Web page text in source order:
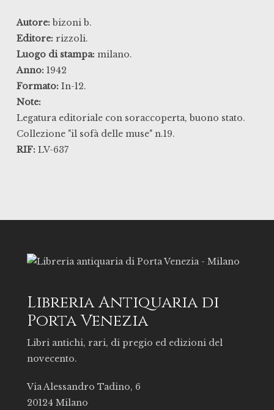
Autore: bizoni b.
Editore: rizzoli.
Luogo di stampa: milano.
Anno: 1942
Formato: In-12.
Note:
Legatura editoriale con soraccoperta, buono stato.
Collezione "il sofà delle muse" n.19.
RIF: LV-637
Libreria Antiquaria di
Porta Venezia
Libri antichi, rari, di pregio ed edizioni del
novecento.
Via Alessandro Tadino, 6
20124 Milano